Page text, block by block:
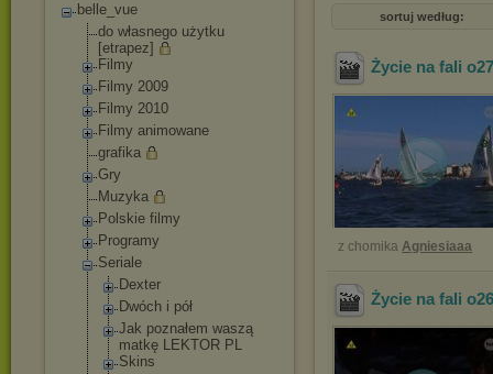
belle_vue
do własnego użytku
[etrapez]
Filmy
Filmy 2009
Filmy 2010
Filmy animowane
grafika
Gry
Muzyka
Polskie filmy
Programy
Seriale
Dexter
Dwóch i pół
Jak poznałem waszą
matkę LEKTOR PL
Skins
sortuj według:
Życie na fali
z chomika Agniesiaaa
Życie na fali